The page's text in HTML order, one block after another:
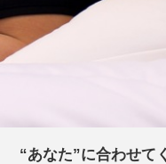
“あなた”に合わせて